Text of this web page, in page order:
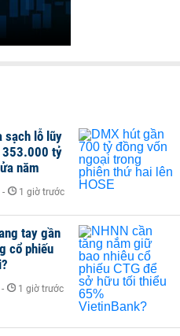
sạch lỗ lũy
353.000 tỷ
năm
- 1 giờ trước
tay gần
cổ phiếu
- 1 giờ trước